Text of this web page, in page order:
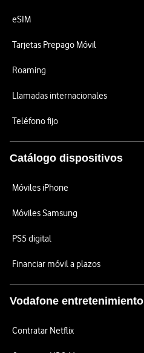
eSIM
Tarjetas Prepago Móvil
Roaming
Llamadas internacionales
Teléfono fijo
Catálogo dispositivos
Móviles iPhone
Móviles Samsung
PS5 digital
Financiar móvil a plazos
Vodafone entretenimiento
Contratar Netflix